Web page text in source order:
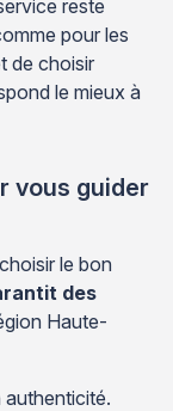
reste
pour les
de choisir
le mieux à
vous guider
le bon
des
Haute-
authenticité.